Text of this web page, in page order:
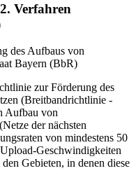
Verfahren
des Aufbaus von
Bayern (BbR)
zur Förderung des
(Breitbandrichtlinie -
Aufbau von
der nächsten
von mindestens 50
Geschwindigkeiten
Gebieten, in denen diese